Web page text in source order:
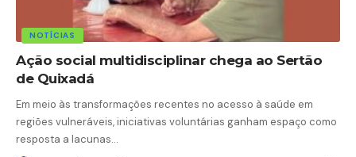
NOTÍCIAS
Ação social multidisciplinar chega ao Sertão
de Quixadá
Em meio às transformações recentes no acesso à saúde em
regiões vulneráveis, iniciativas voluntárias ganham espaço como
resposta a lacunas…